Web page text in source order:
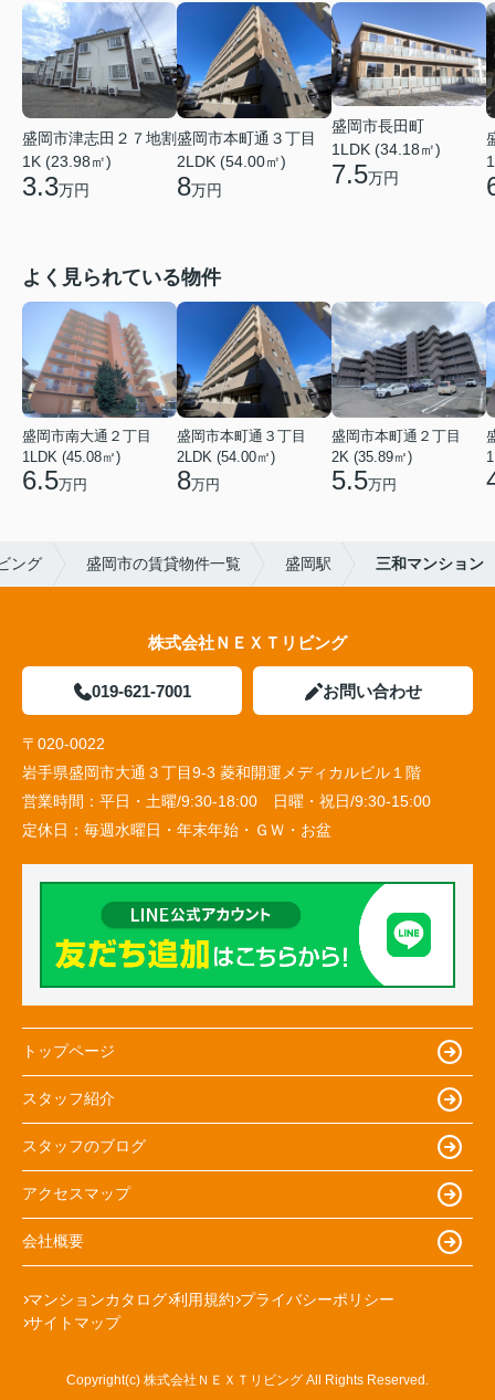
盛岡市津志田２７地割
1K (23.98㎡)
3.3万円
盛岡市本町通３丁目
2LDK (54.00㎡)
8万円
盛岡市長田町
1LDK (34.18㎡)
7.5万円
よく見られている物件
盛岡市南大通２丁目
1LDK (45.08㎡)
6.5万円
盛岡市本町通３丁目
2LDK (54.00㎡)
8万円
盛岡市本町通２丁目
2K (35.89㎡)
5.5万円
ング 盛岡市の賃貸物件一覧 盛岡駅 三和マンション
株式会社ＮＥＸＴリビング
019-621-7001 お問い合わせ
〒020-0022
岩手県盛岡市大通３丁目9-3 菱和開運メディカルビル１階
営業時間： 平日・土曜/9:30-18:00 日曜・祝日/9:30-15:00
定休日： 毎週水曜日・年末年始・ＧＷ・お盆
トップページ
スタッフ紹介
スタッフのブログ
アクセスマップ
会社概要
マンションカタログ 利用規約 プライバシーポリシー
サイトマップ
Copyright(c) 株式会社ＮＥＸＴリビング All Rights Reserved.